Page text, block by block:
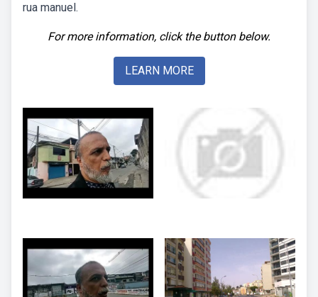
rua manuel.
For more information, click the button below.
LEARN MORE